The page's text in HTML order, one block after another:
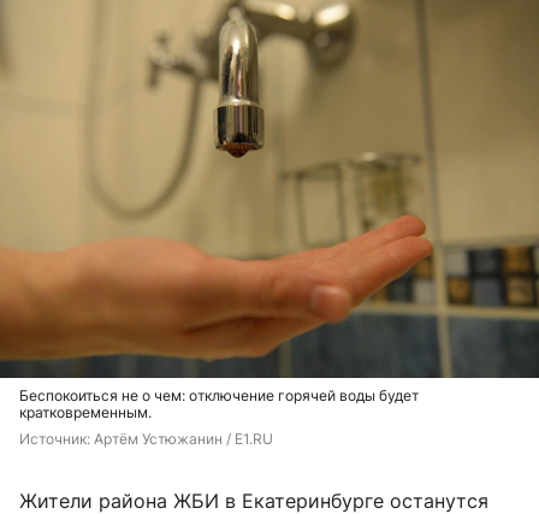
Беспокоиться не о чем: отключение горячей воды будет
кратковременным.
Источник: Артём Устюжанин / E1.RU
Жители района ЖБИ в Екатеринбурге останутся